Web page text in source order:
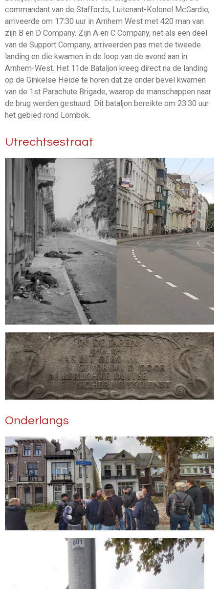
commandant van de Staffords, Luitenant-Kolonel McCardie,
arriveerde om 17:30 uur in Arnhem West met 420 man van
zijn B en D Company. Zijn A en C Company, net als een deel
van de Support Company, arriveerden pas met de tweede
landing en die kwamen in de loop van de avond aan in
Arnhem-West. Het 11de Bataljon kreeg direct na de landing
op de Ginkelse Heide te horen dat ze onder bevel kwamen
van de 1st Parachute Brigade, waarop de manschappen naar
de brug werden gestuurd. Dit bataljon bereikte om 23:30 uur
het gebied rond Lombok.
Utrechtsestraat
Onderlangs